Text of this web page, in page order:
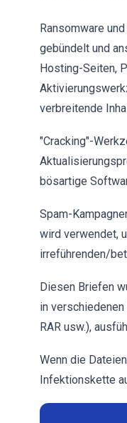
Ransomware
gebündelt und
Hosting-Seiten,
verbreitende
"Cracking"-
bösartige
Spam-
wird verwendet,
irreführenden/
Diesen Briefen
in
RAR usw.),
Wenn die
Infektionskette